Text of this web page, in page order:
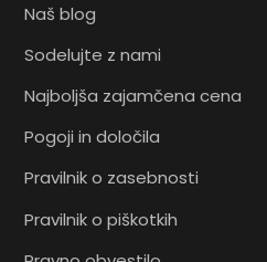
Naš blog
Sodelujte z nami
Najboljša zajamčena cena
Pogoji in določila
Pravilnik o zasebnosti
Pravilnik o piškotkih